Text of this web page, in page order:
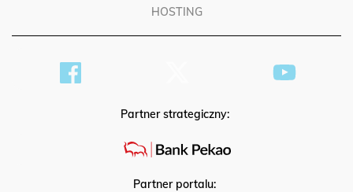
HOSTING
Partner strategiczny:
Partner portalu: